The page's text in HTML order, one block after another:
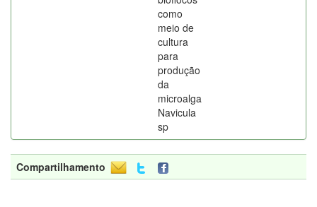
como
meio de
cultura
para
produção
da
microalga
Navicula
sp
Compartilhamento